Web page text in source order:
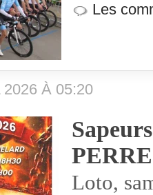
Les
À 05:20
Loto,